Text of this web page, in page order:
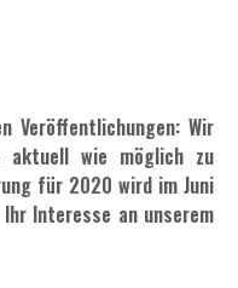
Veröffentlichungen: Wir
aktuell wie möglich zu
für 2020 wird im Juni
Interesse an unserem